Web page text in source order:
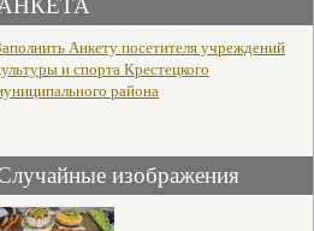
Анкету посетителя учреждений
и спорта Крестецкого
района
изображения